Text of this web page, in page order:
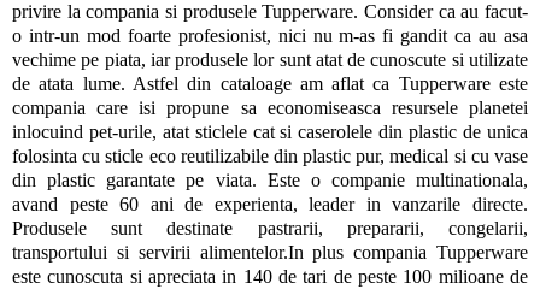
privire la compania si produsele Tupperware. Consider ca au facut-
o intr-un mod foarte profesionist, nici nu m-as fi gandit ca au asa
vechime pe piata, iar produsele lor sunt atat de cunoscute si utilizate
de atata lume. Astfel din cataloage am aflat ca Tupperware este
compania care isi propune sa economiseasca resursele planetei
inlocuind pet-urile, atat sticlele cat si caserolele din plastic de unica
folosinta cu sticle eco reutilizabile din plastic pur, medical si cu vase
din plastic garantate pe viata. Este o companie multinationala,
avand peste 60 ani de experienta, leader in vanzarile directe.
Produsele sunt destinate pastrarii, prepararii, congelarii,
transportului si servirii alimentelor.In plus compania Tupperware
este cunoscuta si apreciata in 140 de tari de peste 100 milioane de